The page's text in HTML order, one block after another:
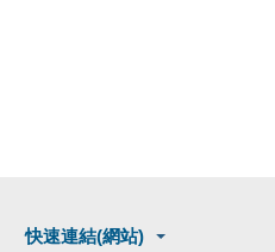
快速連結(網站)